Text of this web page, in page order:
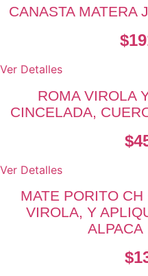
CANASTA MATERA
$
Ver Detalles
ROMA VIROLA
CINCELADA,
$
Ver Detalles
MATE PORITO CH
VIROLA, Y
ALPACA
$